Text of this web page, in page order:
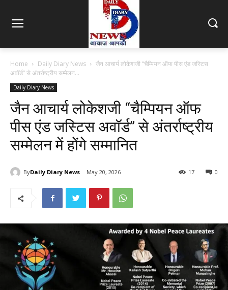
Home Daily Diary News
जैन आचार्य लोकेशजी “चैम्पियन ऑफ पीस एंड जस्टिस
अवॉर्ड” से अंतर्राष्ट्रीय सम्मेलन...
Daily Diary News
जैन आचार्य लोकेशजी “चैम्पियन ऑफ
पीस एंड जस्टिस अवॉर्ड” से अंतर्राष्ट्रीय
सम्मेलन में होंगे सम्मानित
ByDaily Diary News May 20, 2026 0
17